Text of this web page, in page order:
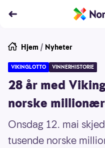
Hjem / Nyheter
VIKINGLOTTO VINNERHISTORIE
28 år med
norske
Onsdag 12. mai
tusende norske